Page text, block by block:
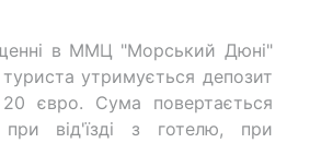
в ММЦ "Морський Дюні"
утримується депозит
20 євро. Сума повертається
при від'їзді з готелю, при